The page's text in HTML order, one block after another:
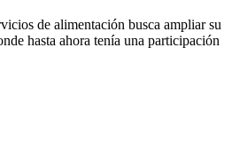
de alimentación busca ampliar su
hasta ahora tenía una participación